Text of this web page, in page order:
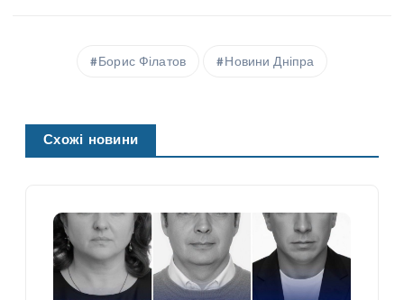
Борис Філатов Новини Дніпра
Схожі новини